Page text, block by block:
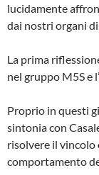
lucidamente
dai nostri organi
La prima
nel gruppo M5S e
Proprio in questi
sintonia con
risolvere il vincolo
comportamento